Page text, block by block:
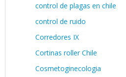
control de plagas en chile
control de ruido
Corredores IX
Cortinas roller Chile
Cosmetoginecologia